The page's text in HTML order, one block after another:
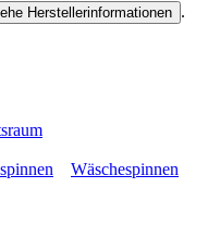
Herstellerinformationen .
Wäschespinnen